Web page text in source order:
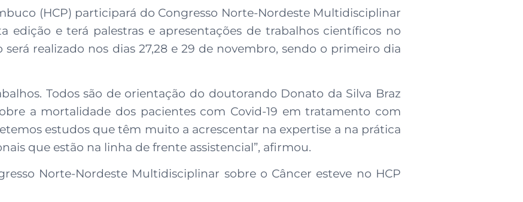
(HCP) participará do Congresso Norte-Nordeste Multidisciplinar
edição e terá palestras e apresentações de trabalhos científicos no
realizado nos dias 27,28 e 29 de novembro, sendo o primeiro dia
Todos são de orientação do doutorando Donato da Silva Braz
a mortalidade dos pacientes com Covid-19 em tratamento com
estudos que têm muito a acrescentar na expertise a na prática
que estão na linha de frente assistencial”, afirmou.
Norte-Nordeste Multidisciplinar sobre o Câncer esteve no HCP